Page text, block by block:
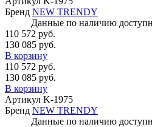
Бренд NEW TRENDY
Данные по наличию
110 572 руб.
130 085 руб.
В корзину
110 572 руб.
130 085 руб.
В корзину
Артикул K-1975
Бренд NEW TRENDY
Данные по наличию